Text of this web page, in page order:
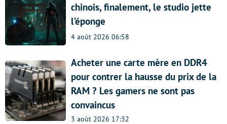
chinois, finalement, le studio jette
l’éponge
4 août 2026 06:58
Acheter une carte mère en DDR4
pour contrer la hausse du prix de la
RAM ? Les gamers ne sont pas
convaincus
3 août 2026 17:32